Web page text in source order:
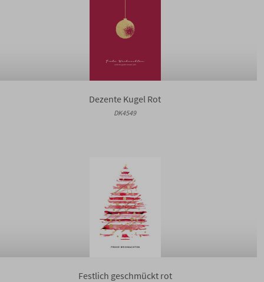
Dezente Kugel Rot
DK4549
Festlich geschmückt rot